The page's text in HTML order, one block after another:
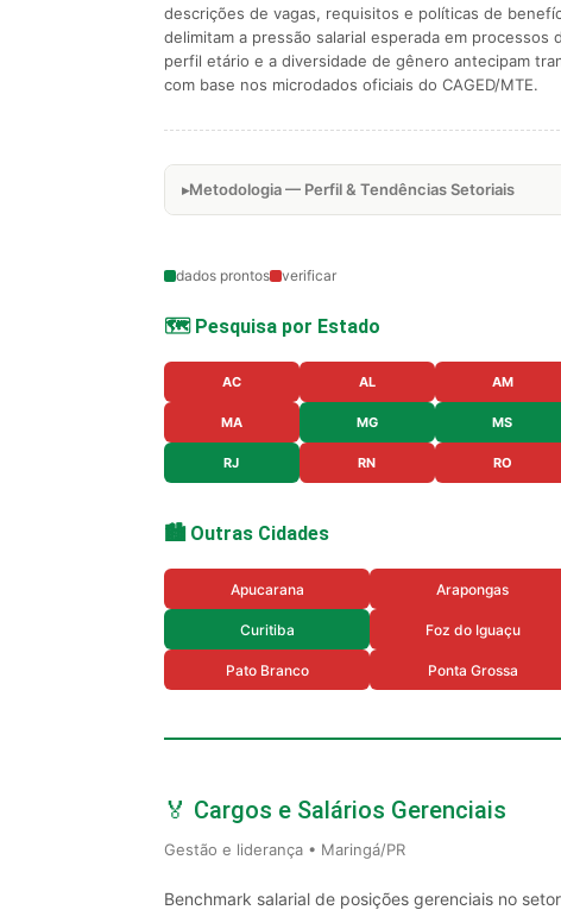
descrições de vagas, requisitos e políticas de
delimitam a pressão salarial esperada em processos
perfil etário e a diversidade de gênero antecipam
com base nos microdados oficiais do CAGED/MTE.
Metodologia — Perfil & Tendências Setoriais
dados prontos verificar
🗺️ Pesquisa por Estado
AC AL AM
MA MG MS
RJ RN RO
🏙️ Outras Cidades
Apucarana Arapongas
Curitiba Foz do Iguaçu
Pato Branco Ponta Grossa
🏅 Cargos e Salários Gerenciais
Gestão e liderança • Maringá/PR
Benchmark salarial de posições gerenciais no